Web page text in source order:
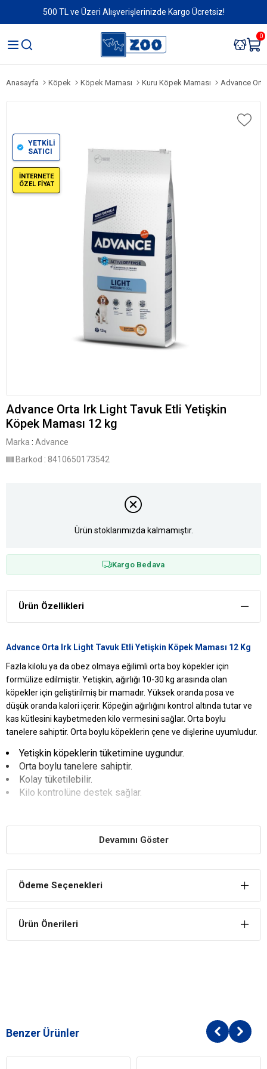
500 TL ve Üzeri Alışverişlerinizde Kargo Ücretsiz!
0
Anasayfa Köpek Köpek Maması Kuru Köpek Maması Advance Orta
YETKİLİ
SATICI
İNTERNETE
ÖZEL FİYAT
Advance Orta Irk Light Tavuk Etli Yetişkin
Köpek Maması 12 kg
Marka : Advance
Barkod : 8410650173542
Ürün stoklarımızda kalmamıştır.
Kargo Bedava
Ürün Özellikleri
Advance Orta Irk Light Tavuk Etli Yetişkin Köpek Maması 12 Kg
Fazla kilolu ya da obez olmaya eğilimli orta boy köpekler için
formülize edilmiştir. Yetişkin, ağırlığı 10-30 kg arasında olan
köpekler için geliştirilmiş bir mamadır. Yüksek oranda posa ve
düşük oranda kalori içerir. Köpeğin ağırlığını kontrol altında tutar ve
kas kütlesini kaybetmeden kilo vermesini sağlar. Orta boylu
tanelere sahiptir. Orta boylu köpeklerin çene ve dişlerine uyumludur.
Yetişkin köpeklerin tüketimine uygundur.
Orta boylu tanelere sahiptir.
Kolay tüketilebilir.
Kilo kontrolüne destek sağlar.
Fazla kilolu ya da obez köpeklerin tüketimine uygun içeriğe sahiptir.
Tüketimi Kolay Mama
Mısır Glüten Özü
Buğday Unu
Devamını Göster
Ödeme Seçenekleri
Ürün Önerileri
Benzer Ürünler